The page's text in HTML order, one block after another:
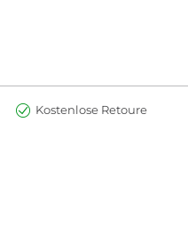
Kostenlose Retoure